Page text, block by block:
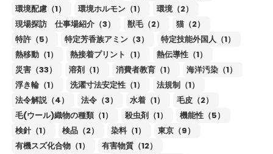
環境配慮（1）
環境ホルモン（1）
環境（2）
現場探訪 仕事場紹介（3）
獣毛（2）
猫（2）
特許（5）
特定芳香族アミン（3）
特定技能外国人（1）
熱移動（1）
熱接着プリント（1）
熱伝導性（1）
災害（33）
溶剤（1） 消費者教育（1）
海洋汚染（1）
浮き輪（1）
洗濯寸法安定性（1）
法規制（1）
法令解説（4）
法令（3） 水着（1）
毛皮（2）
毛(ウール)織物の種類（1）
殺虫剤（1）
機能性（5）
検針（1）
検品（2） 染料（1）
東京（9）
有機スズ化合物（1）
有害物質（12）